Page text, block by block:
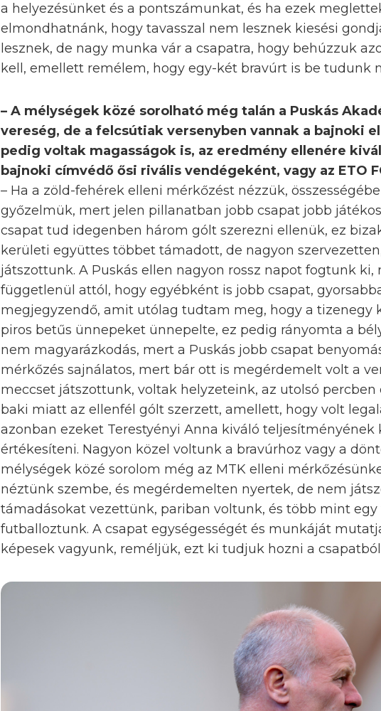
a helyezésünket és a pontszámunkat, és ha ezek
elmondhatnánk, hogy tavasszal nem lesznek kiesési
lesznek, de nagy munka vár a csapatra, hogy behúzzuk
kell, emellett remélem, hogy egy-két bravúrt is be tudunk
– A mélységek közé sorolható még talán a Puskás
vereség, de a felcsútiak versenyben vannak a bajnoki
pedig voltak magasságok is, az eredmény ellenére
bajnoki címvédő ősi rivális vendégeként, vagy az ETO
– Ha a zöld-fehérek elleni mérkőzést nézzük,
győzelmük, mert jelen pillanatban jobb csapat jobb
csapat tud idegenben három gólt szerezni ellenük, ez
kerületi együttes többet támadott, de nagyon
játszottunk. A Puskás ellen nagyon rossz napot fogtunk ki,
függetlenül attól, hogy egyébként is jobb csapat,
megjegyzendő, amit utólag tudtam meg, hogy a tizenegy
piros betűs ünnepeket ünnepelte, ez pedig rányomta a
nem magyarázkodás, mert a Puskás jobb csapat
mérkőzés sajnálatos, mert bár ott is megérdemelt volt a
meccset játszottunk, voltak helyzeteink, az utolsó
baki miatt az ellenfél gólt szerzett, amellett, hogy volt
azonban ezeket Terestyényi Anna kiváló
értékesíteni. Nagyon közel voltunk a bravúrhoz vagy a
mélységek közé sorolom még az MTK elleni
néztünk szembe, és megérdemelten nyertek, de nem
támadásokat vezettünk, pariban voltunk, és több mint
futballoztunk. A csapat egységességét és munkáját
képesek vagyunk, reméljük, ezt ki tudjuk hozni a